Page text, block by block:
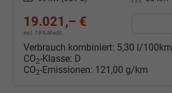
19.021,– €
incl. 19% MwSt.
Verbrauch kombiniert: 5,30 l/100km
CO2-Klasse: D
CO2-Emissionen: 121,00 g/km